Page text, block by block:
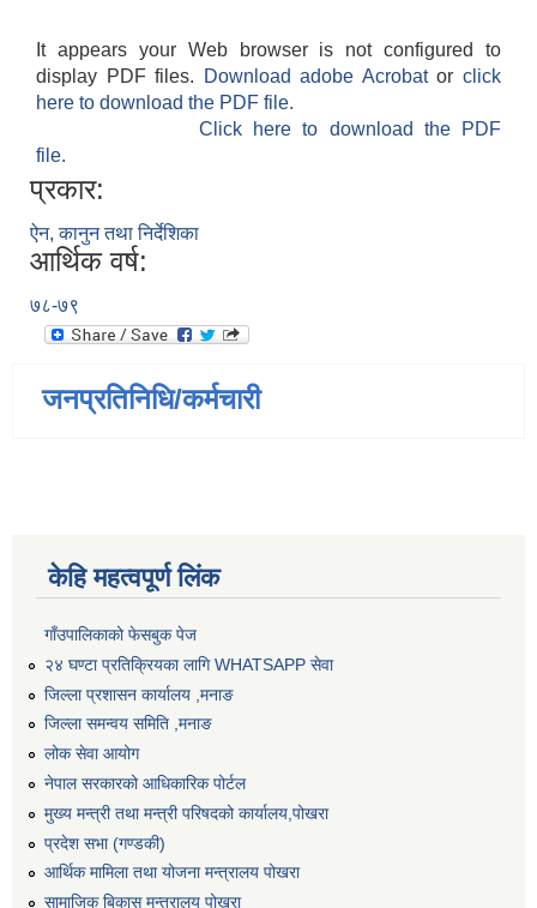
It appears your Web browser is not configured to
display PDF files.
Download adobe Acrobatorclick
here to download the PDF file.
Click here to download the PDF
file.
प्रकार:
ऐन, कानुन तथा निर्देशिका
आर्थिक वर्ष:
७८-७९
जनप्रतिनिधि/कर्मचारी
केहि महत्वपूर्ण लिंक
गाँउपालिकाको फेसबुक पेज
२४ घण्टा प्रतिक्रियका लागि WHATSAPP सेवा
जिल्ला प्रशासन कार्यालय ,मनाङ
जिल्ला समन्वय समिति ,मनाङ
लोक सेवा आयोग
नेपाल सरकारको आधिकारिक पोर्टल
मुख्य मन्त्री तथा मन्त्री परिषदको कार्यालय,पोखरा
प्रदेश सभा (गण्डकी)
आर्थिक मामिला तथा योजना मन्त्रालय पोखरा
सामाजिक बिकास मन्त्रालय पोखरा